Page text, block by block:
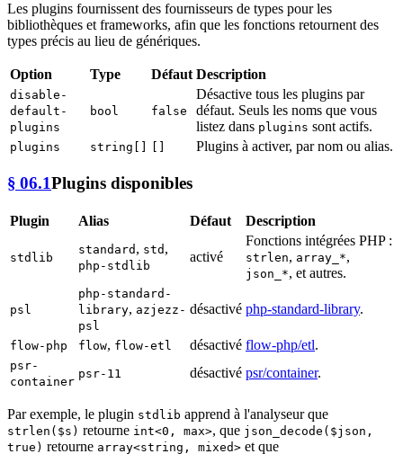
Les plugins fournissent des fournisseurs de types pour les
bibliothèques et frameworks, afin que les fonctions retournent des
types précis au lieu de génériques.
Option Type Défaut Description
disable-
default-
plugins
bool false
Désactive tous les plugins par
défaut. Seuls les noms que vous
listez dans plugins sont actifs.
plugins string[] [] Plugins à activer, par nom ou alias.
§ 06.1Plugins disponibles
Plugin Alias Défaut Description
stdlib
standard , std ,
php-stdlib
activé
Fonctions intégrées PHP :
strlen, array_*,
json_*, et autres.
psl
php-standard-
library, azjezz-
psl
désactivé php-standard-library.
flow-php flow, flow-etl désactivé flow-php/etl.
psr-
container
psr-11 désactivé psr/container.
Par exemple, le plugin stdlib apprend à l'analyseur que
strlen($s) retourne int<0, max>, que json_decode($json,
true) retourne array<string, mixed> et que